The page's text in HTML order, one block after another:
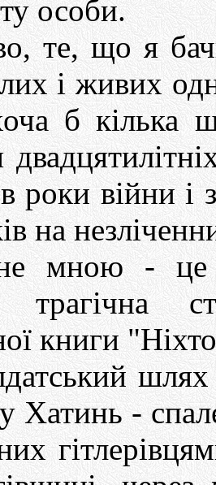
особи.
те, що я
і живих
б кілька
роки війни і
на
мною -
трагічна
книги
Хатинь -